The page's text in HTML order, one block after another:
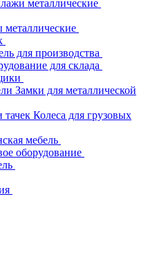
металлические
для производства
для склада
Замки для металлической
Колеса для грузовых
мебель
оборудование